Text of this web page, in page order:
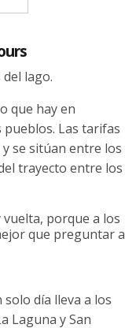
lago.
que hay en
pueblos. Las tarifas
se sitúan entre los
trayecto entre los
porque a los
que preguntar a
día lleva a los
Laguna y San